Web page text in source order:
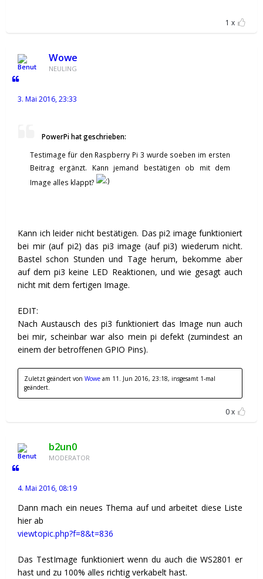
1
Wowe
NEULING
3. Mai 2016, 23:33
PowerPi hat geschrieben:
Testimage für den Raspberry Pi 3 wurde soeben im ersten
Beitrag ergänzt. Kann jemand bestätigen ob mit dem
Image alles klappt?
Kann ich leider nicht bestätigen. Das pi2 image funktioniert
bei mir (auf pi2) das pi3 image (auf pi3) wiederum nicht.
Bastel schon Stunden und Tage herum, bekomme aber
auf dem pi3 keine LED Reaktionen, und wie gesagt auch
nicht mit dem fertigen Image.
EDIT:
Nach Austausch des pi3 funktioniert das Image nun auch
bei mir, scheinbar war also mein pi defekt (zumindest an
einem der betroffenen GPIO Pins).
Zuletzt geändert von Wowe am 11. Jun 2016, 23:18, insgesamt 1-mal
geändert.
0
b2un0
MODERATOR
4. Mai 2016, 08:19
Dann mach ein neues Thema auf und arbeitet diese Liste
hier ab
viewtopic.php?f=8&t=836
Das TestImage funktioniert wenn du auch die WS2801 er
hast und zu 100% alles richtig verkabelt hast.